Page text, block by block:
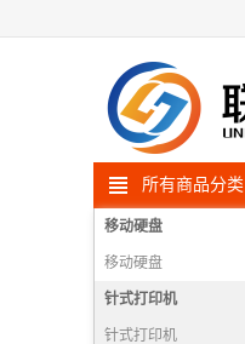
所有商品分类
移动硬盘
移动硬盘
针式打印机
针式打印机